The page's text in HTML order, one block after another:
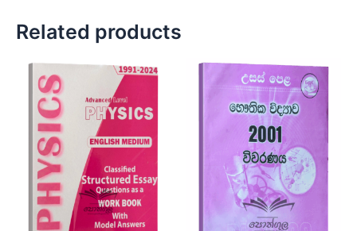
Related products